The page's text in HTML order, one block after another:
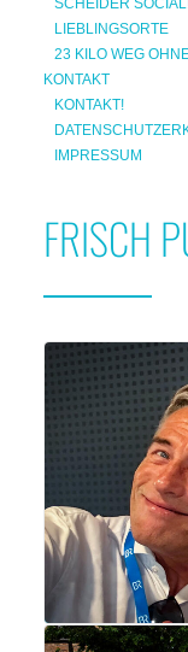
SCHEIDER
LIEBLINGSORTE
23 KILO WEG
KONTAKT
KONTAKT!
IMPRESSUM
FRISCH